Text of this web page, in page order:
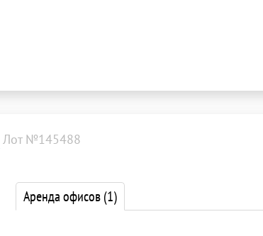
Лот №145488
Аренда офисов(1)